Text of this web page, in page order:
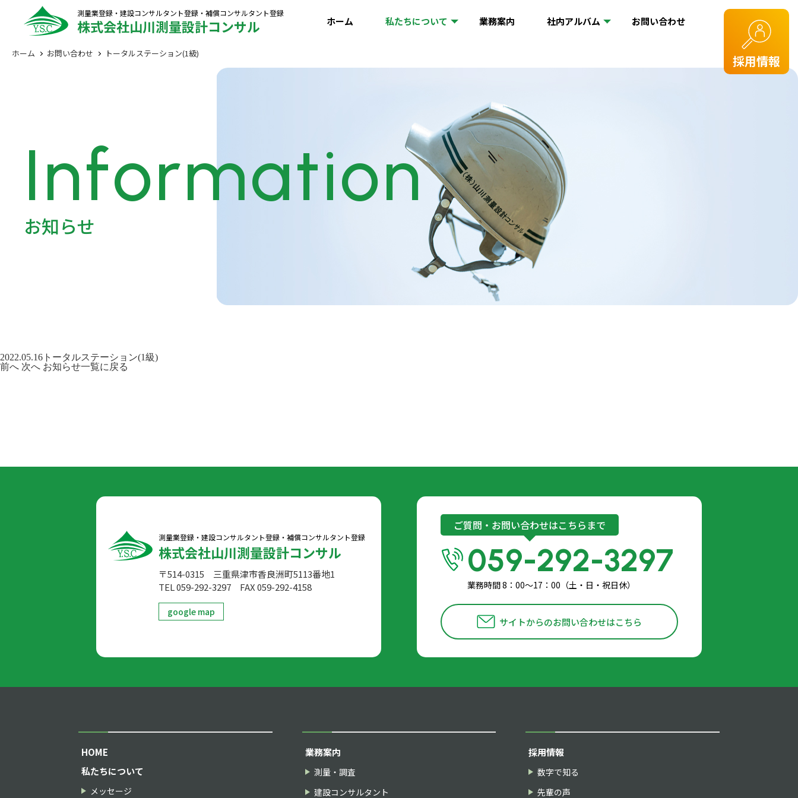
測量業登録・建設コンサルタント登録・補償コンサルタント登録
株式会社山川測量設計コンサル ホーム 私たちについて 業務案内 社内アルバム お問い合わせ
採用情報
ホーム お問い合わせ トータルステーション(1級)
Information
お知らせ
2022.05.16 トータルステーション(1級)
前へ 次へ お知らせ一覧に戻る
測量業登録・建設コンサルタント登録・ 補償コンサルタント登録
株式会社山川測量設計コンサル
〒514-0315 三重県津市香良洲町5113番地1
TEL 059-292-3297 FAX 059-292-4158
google map
ご質問・お問い合わせはこちらまで
059-292-3297
業務時間 8：00〜17：00（土・日・祝日休）
サイトからのお問い合わせはこちら
HOME
私たちについて
メッセージ
業務案内
測量・調査
建設コンサルタント
採用情報
数字で知る
先輩の声